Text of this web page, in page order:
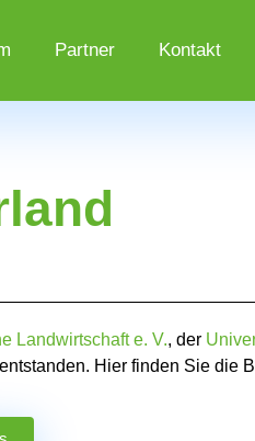
Partner Kontakt
Landwirtschaft e. V., der
entstanden. Hier finden Sie die